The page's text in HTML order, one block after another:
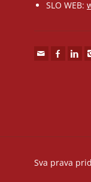
SLO WEB:
Sva prava